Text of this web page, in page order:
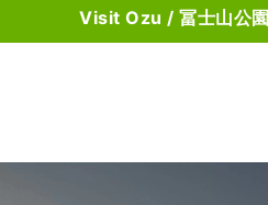
Visit Ozu / 冨士山公園